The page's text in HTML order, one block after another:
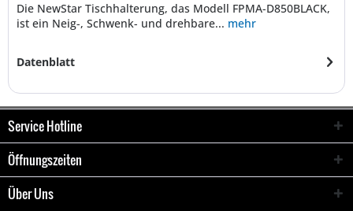
Die NewStar Tischhalterung, das Modell FPMA-D850BLACK,
ist ein Neig-, Schwenk- und drehbare... mehr
Datenblatt
Service Hotline
Öffnungszeiten
Über Uns